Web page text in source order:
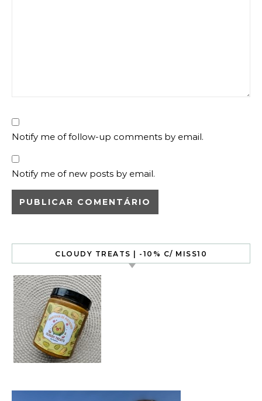
Notify me of follow-up comments by email.
Notify me of new posts by email.
CLOUDY TREATS | -10% C/ MISS10